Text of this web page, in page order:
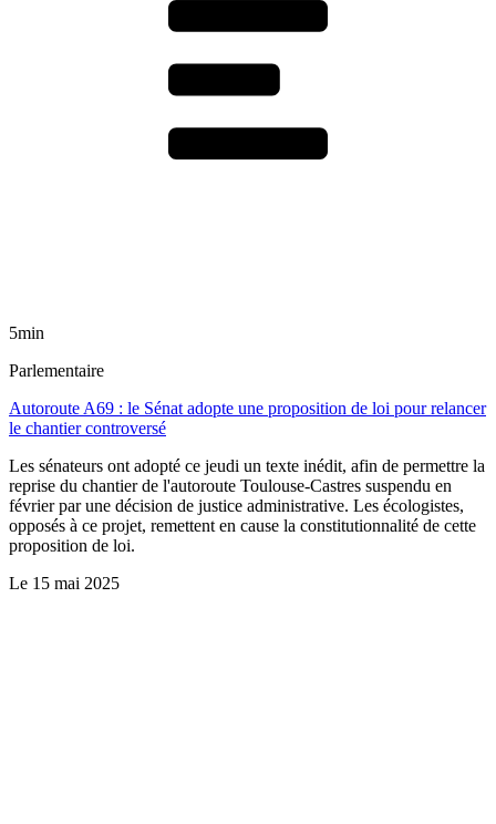
5min
Parlementaire
Autoroute A69 : le Sénat adopte une proposition de loi pour relancer
le chantier controversé
Les sénateurs ont adopté ce jeudi un texte inédit, afin de permettre la
reprise du chantier de l'autoroute Toulouse-Castres suspendu en
février par une décision de justice administrative. Les écologistes,
opposés à ce projet, remettent en cause la constitutionnalité de cette
proposition de loi.
Le 15 mai 2025